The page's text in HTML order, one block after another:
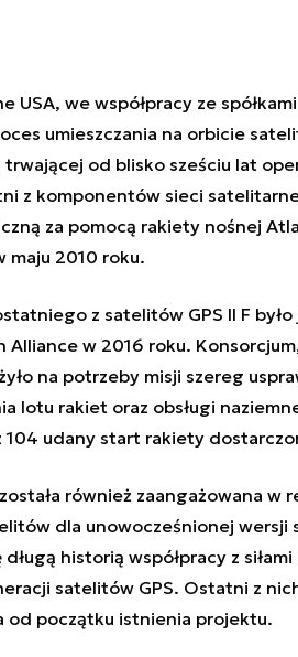
USA, we współpracy ze
umieszczania na orbicie
trwającej od blisko sześciu lat
z komponentów sieci
za pomocą rakiety nośnej
maju 2010 roku.
z satelitów GPS II F
Alliance w 2016 roku.
na potrzeby misji szereg
lotu rakiet oraz obsługi
104 udany start rakiety
również zaangażowana w
dla unowocześnionej wersji
długą historią współpracy z
satelitów GPS. Ostatni z
od początku istnienia projektu.